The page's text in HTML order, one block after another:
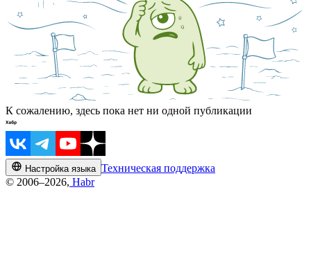
К сожалению, здесь пока нет ни одной публикации
Настройка языка Техническая поддержка
© 2006–2026, Habr